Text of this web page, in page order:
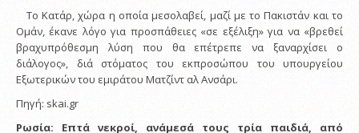
Το Κατάρ, χώρα η οποία μεσολαβεί, μαζί με το Πακιστάν και το
Ομάν, έκανε λόγο για προσπάθειες «σε εξέλιξη» για να «βρεθεί
βραχυπρόθεσμη λύση που θα επέτρεπε να ξαναρχίσει ο
διάλογος», διά στόματος του εκπροσώπου του υπουργείου
Εξωτερικών του εμιράτου Ματζίντ αλ Ανσάρι.
Πηγή: skai.gr
Ρωσία: Επτά νεκροί, ανάμεσά τους τρία παιδιά, από